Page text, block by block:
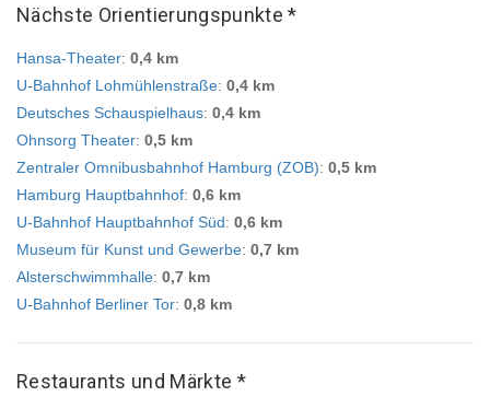
Nächste Orientierungspunkte *
Hansa-Theater: 0,4 km
U-Bahnhof Lohmühlenstraße: 0,4 km
Deutsches Schauspielhaus: 0,4 km
Ohnsorg Theater: 0,5 km
Zentraler Omnibusbahnhof Hamburg (ZOB): 0,5 km
Hamburg Hauptbahnhof: 0,6 km
U-Bahnhof Hauptbahnhof Süd: 0,6 km
Museum für Kunst und Gewerbe: 0,7 km
Alsterschwimmhalle: 0,7 km
U-Bahnhof Berliner Tor: 0,8 km
Restaurants und Märkte *